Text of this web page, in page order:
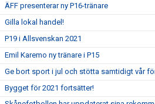
ÄFF presenterar ny P16-tränare
Gilla lokal handel!
P19 i Allsvenskan 2021
Emil Karemo ny tränare i P15
Ge bort sport i jul och stötta samtidigt vår
Bygget för 2021 fortsätter!